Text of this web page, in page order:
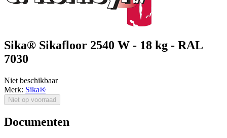
Sika® Sikafloor 2540 W - 18 kg - RAL
7030
Niet beschikbaar
Merk: Sika®
Niet op voorraad
Documenten